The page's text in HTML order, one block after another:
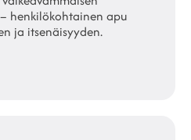
henkilökohtainen apu
ja itsenäisyyden.